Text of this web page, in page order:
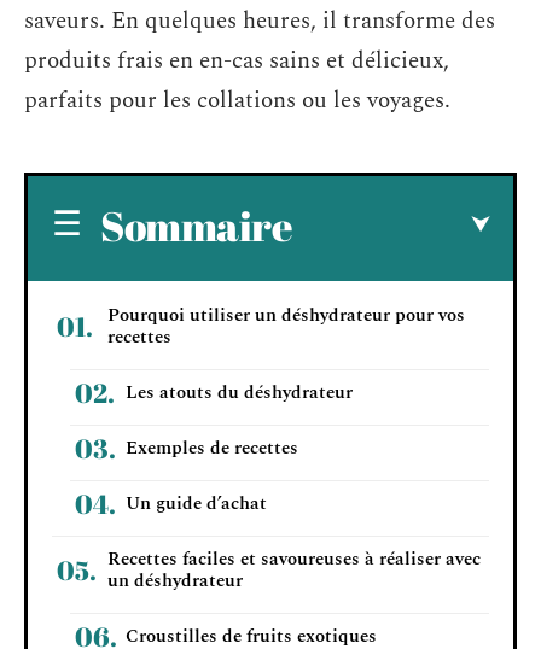
saveurs. En quelques heures, il transforme des
produits frais en en-cas sains et délicieux,
parfaits pour les collations ou les voyages.
Sommaire
Pourquoi utiliser un déshydrateur pour vos
recettes
Les atouts du déshydrateur
Exemples de recettes
Un guide d’achat
Recettes faciles et savoureuses à réaliser avec
un déshydrateur
Croustilles de fruits exotiques